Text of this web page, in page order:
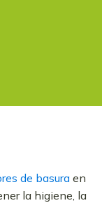
de basuraen
la higiene, la